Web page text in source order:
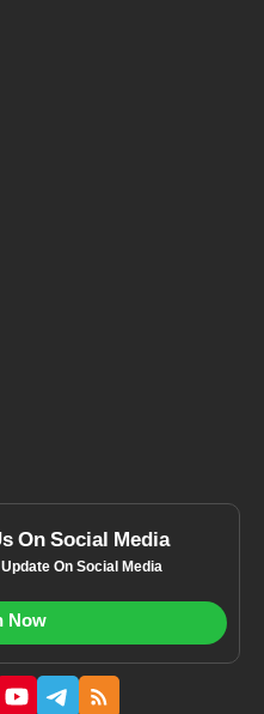
On Social Media
On Social Media
Now